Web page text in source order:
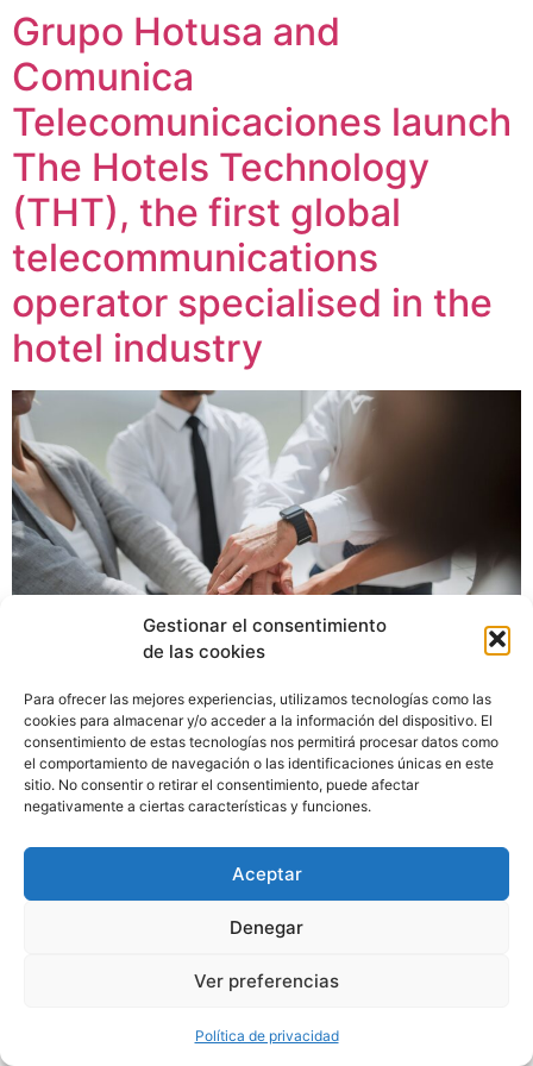
Gestionar el consentimiento
de las cookies
Para ofrecer las mejores experiencias, utilizamos tecnologías como las
cookies para almacenar y/o acceder a la información del dispositivo. El
consentimiento de estas tecnologías nos permitirá procesar datos como
el comportamiento de navegación o las identificaciones únicas en este
sitio. No consentir o retirar el consentimiento, puede afectar
negativamente a ciertas características y funciones.
Aceptar
Denegar
Ver preferencias
Política de privacidad
Skip
content
Grupo Hotusa and
Comunica
Telecomunicaciones launch
The Hotels Technology
(THT), the first global
telecommunications
operator specialised in the
hotel industry
Grupo Hotusa and Comunica Telecomunicaciones
launch The Hotels Technology (THT), the first global
telecommunications operator specialising in the hotel
the best user experience among hotel customers with
telephony, home automation, cybersecurity and IoT
services. THT aims to lead the hotel